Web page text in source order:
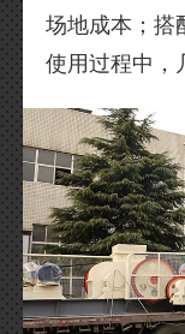
场地成本；搭
使用过程中，